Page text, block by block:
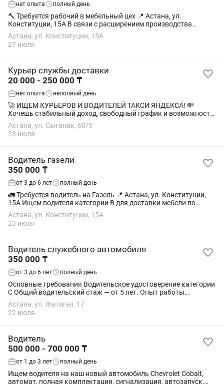
нет опыта полный день
🔨 Требуется рабочий в мебельный цех 📍 Астана, ул.
Конституции, 15А В связи с расширением производства
приглашаем рабочего в мебельный цех. Можно без опыта —
Астана, ул. Конституции, 15А
27 июля
Курьер службы доставки
20 000 - 250 000 ₸
нет опыта неполный день
🚀 ИЩЕМ КУРЬЕРОВ И ВОДИТЕЛЕЙ ТАКСИ ЯНДЕКСА! 💸
Хочешь стабильный доход, свободный график и возможность
выбрать удобный способ доставки? Тогда присоединяйся к
нашей команде! 🤝 🚚 Доставляй так, как...
Астана, ул. Сыганак, 60/5
23 июля
Водитель газели
350 000 ₸
от 3 до 6 лет полный день
🚛 Требуется водитель на Газель 📍 Астана, ул. Конституции,
15А Ищем водителя категории B для доставки мебели по
Астане. Нужен ответственный человек, которому можно
доверить автомобиль, груз и...
Астана, ул. Конституции, 15А
23 июля
Водитель служебного автомобиля
350 000 ₸
от 3 до 6 лет полный день
Основные требования Водительское удостоверение категории
C Общий водительский стаж — от 5 лет. Опыт работы
водителем на «Газели» или аналогичном коммерческом
транспорте — от 2–3 лет. Опыт доставки...
Астана, ул. Жетиген, 17
22 июля
Водитель
500 000 - 700 000 ₸
от 1 до 3 лет полный день
Ищем водителя на наш новый автомобиль Chevrolet Cobalt,
автомат, полная комплектация, сигнализация, автозапуск,